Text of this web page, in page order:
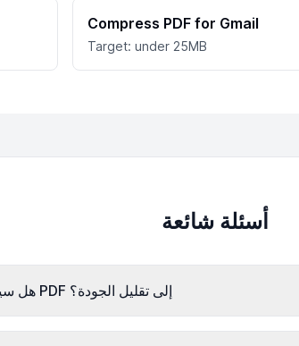
Compress PDF for Gmail
Target: under 25MB
أسئلة شائعة
هل سيؤدي ضغط ملف PDF إلى تقليل الجودة؟